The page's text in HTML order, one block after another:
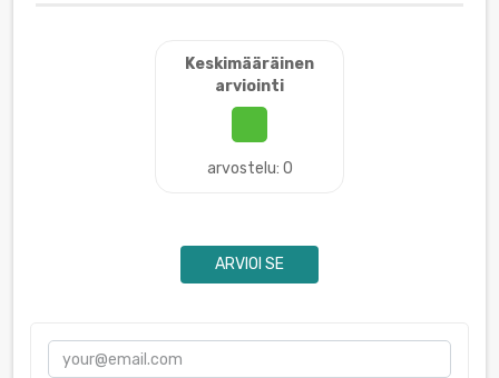
Keskimääräinen
arviointi
arvostelu: 0
ARVIOI SE